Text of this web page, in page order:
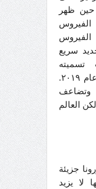
ظهر
الفيروس
الفيروس
سريع
تسميته
حيث ظهر في عام ٢٠١٩.
وتضاعف
العالم
جزيئة
لا يزيد